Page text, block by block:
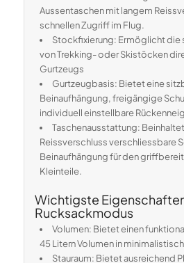
Aussentaschen mit langem
schnellen Zugriff im Flug.
Stockfixierung: Ermöglicht die
von Trekking- oder Skistöcken
Gurtzeugs
Gurtzeugbasis: Bietet eine
Beinaufhängung, freigängige
individuell einstellbare
Taschenausstattung:
Reissverschluss verschliessbare
Beinaufhängung für den
Kleinteile.
Wichtigste
Rucksackmodus
Volumen: Bietet einen
45 Litern Volumen in
Stauraum: Bietet ausreichend